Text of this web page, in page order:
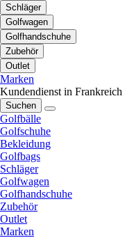
Schläger
Golfwagen
Golfhandschuhe
Zubehör
Outlet
Marken
Kundendienst in Frankreich
Suchen
Golfbälle
Golfschuhe
Bekleidung
Golfbags
Schläger
Golfwagen
Golfhandschuhe
Zubehör
Outlet
Marken